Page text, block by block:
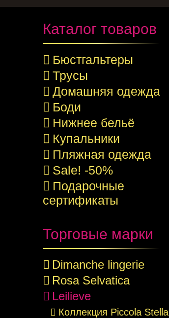
Каталог товаров
Бюстгальтеры
Трусы
Домашняя одежда
Боди
Нижнее бельё
Купальники
Пляжная одежда
Sale! -50%
Подарочные
сертификаты
Торговые марки
Dimanche lingerie
Rosa Selvatica
Leilieve
Коллекция Piccola Stella